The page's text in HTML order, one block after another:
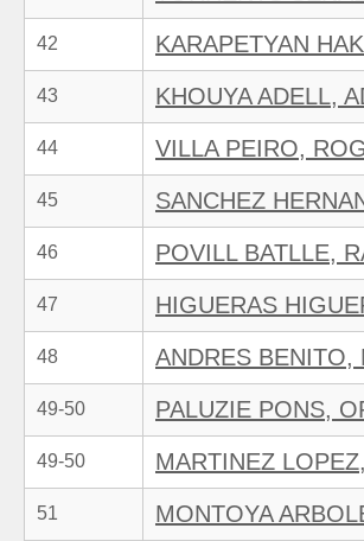
42 KARAPETYAN
43 KHOUYA ADELL,
44 VILLA PEIRO,
45 SANCHEZ
46 POVILL BATLLE,
47 HIGUERAS
48 ANDRES BENITO,
49-50 PALUZIE PONS,
49-50 MARTINEZ
51 MONTOYA